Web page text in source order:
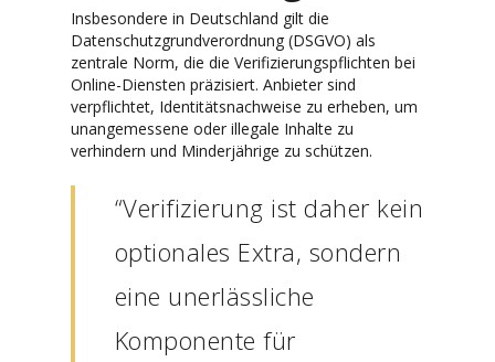
Insbesondere in Deutschland gilt die
Datenschutzgrundverordnung (DSGVO) als
zentrale Norm, die die Verifizierungspflichten bei
Online-Diensten präzisiert. Anbieter sind
verpflichtet, Identitätsnachweise zu erheben, um
unangemessene oder illegale Inhalte zu
verhindern und Minderjährige zu schützen.
“Verifizierung ist daher kein
optionales Extra, sondern
eine unerlässliche
Komponente für